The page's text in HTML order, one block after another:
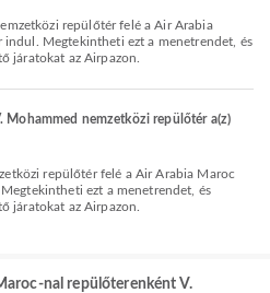
indul. Megtekintheti ezt a menetrendet, és
járatokat az Airpazon.
nemzetközi repülőtér a(z)
ezt a menetrendet, és
járatokat az Airpazon.
nal repülőterenként V.